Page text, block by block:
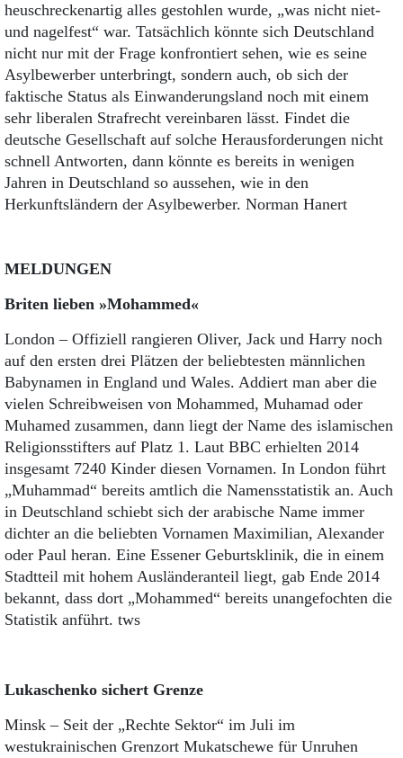
heuschreckenartig alles gestohlen wurde, „was nicht niet-
und nagelfest“ war. Tatsächlich könnte sich Deutschland
nicht nur mit der Frage konfrontiert sehen, wie es seine
Asylbewerber unterbringt, sondern auch, ob sich der
faktische Status als Einwanderungsland noch mit einem
sehr liberalen Strafrecht vereinbaren lässt. Findet die
deutsche Gesellschaft auf solche Herausforderungen nicht
schnell Antworten, dann könnte es bereits in wenigen
Jahren in Deutschland so aussehen, wie in den
Herkunftsländern der Asylbewerber. Norman Hanert
MELDUNGEN
Briten lieben »Mohammed«
London – Offiziell rangieren Oliver, Jack und Harry noch
auf den ersten drei Plätzen der beliebtesten männlichen
Babynamen in England und Wales. Addiert man aber die
vielen Schreibweisen von Mohammed, Muhamad oder
Muhamed zusammen, dann liegt der Name des islamischen
Religionsstifters auf Platz 1. Laut BBC erhielten 2014
insgesamt 7240 Kinder diesen Vornamen. In London führt
„Muhammad“ bereits amtlich die Namensstatistik an. Auch
in Deutschland schiebt sich der arabische Name immer
dichter an die beliebten Vornamen Maximilian, Alexander
oder Paul heran. Eine Essener Geburtsklinik, die in einem
Stadtteil mit hohem Ausländeranteil liegt, gab Ende 2014
bekannt, dass dort „Mohammed“ bereits unangefochten die
Statistik anführt. tws
Lukaschenko sichert Grenze
Minsk – Seit der „Rechte Sektor“ im Juli im
westukrainischen Grenzort Mukatschewe für Unruhen